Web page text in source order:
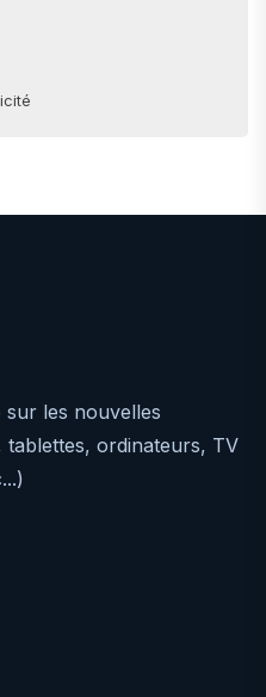
sur les nouvelles
ordinateurs, TV